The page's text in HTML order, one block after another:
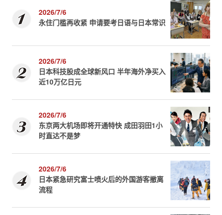
2026/7/6
永住门槛再收紧 申请要考日语与日本常识
2026/7/6
日本科技股成全球新风口 半年海外净买入
近10万亿日元
2026/7/6
东京两大机场即将开通特快 成田羽田1小
时直达不是梦
2026/7/6
日本紧急研究富士喷火后的外国游客撤离
流程